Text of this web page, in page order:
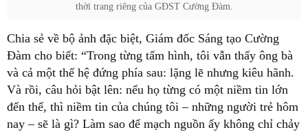
thời trang riêng của GĐST Cường Đàm.
Chia sẻ về bộ ảnh đặc biệt, Giám đốc Sáng tạo Cường
Đàm cho biết: “Trong từng tấm hình, tôi vẫn thấy ông bà
và cả một thế hệ đứng phía sau: lặng lẽ nhưng kiêu hãnh.
Và rồi, câu hỏi bật lên: nếu họ từng có một niềm tin lớn
đến thế, thì niềm tin của chúng tôi – những người trẻ hôm
nay – sẽ là gì? Làm sao để mạch nguồn ấy không chỉ chảy